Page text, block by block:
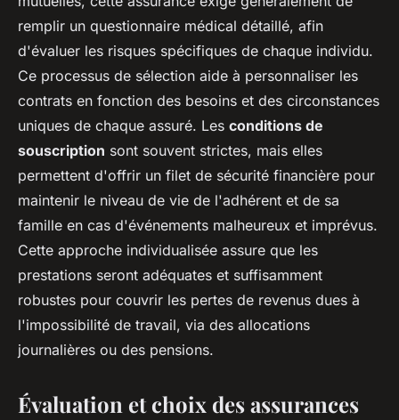
remplir un questionnaire médical détaillé, afin
d'évaluer les risques spécifiques de chaque individu.
Ce processus de sélection aide à personnaliser les
contrats en fonction des besoins et des circonstances
uniques de chaque assuré. Les conditions de
souscription sont souvent strictes, mais elles
permettent d'offrir un filet de sécurité financière pour
maintenir le niveau de vie de l'adhérent et de sa
famille en cas d'événements malheureux et imprévus.
Cette approche individualisée assure que les
prestations seront adéquates et suffisamment
robustes pour couvrir les pertes de revenus dues à
l'impossibilité de travail, via des allocations
journalières ou des pensions.
Évaluation et choix des assurances